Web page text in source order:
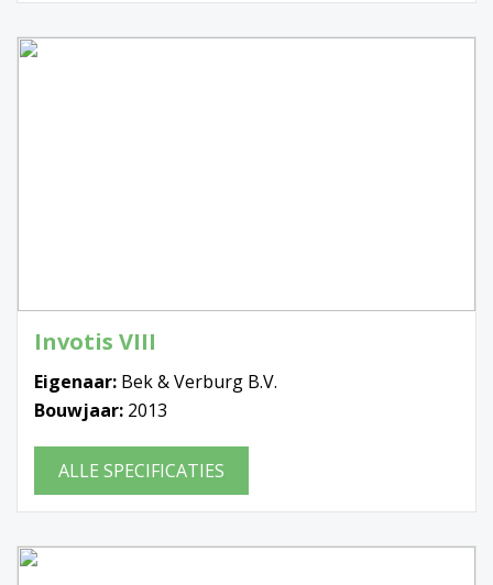
Invotis VIII
Eigenaar: Bek & Verburg B.V.
Bouwjaar: 2013
ALLE SPECIFICATIES